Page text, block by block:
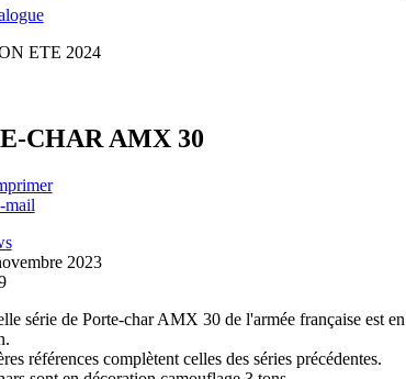
ETE 2024
CHAR AMX 30
2023
série de Porte-char AMX 30 de l'armée française est en
références complètent celles des séries précédentes.